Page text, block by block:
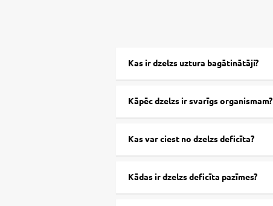
Kas ir dzelzs uztura bagātinātāji?
Kāpēc dzelzs ir svarīgs organismam?
Kas var ciest no dzelzs deficīta?
Kādas ir dzelzs deficīta pazīmes?